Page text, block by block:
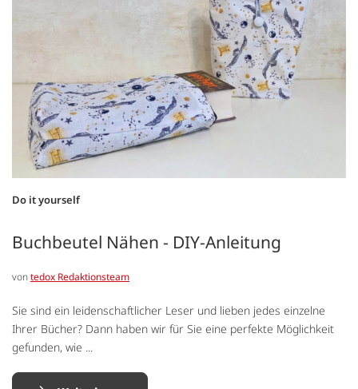
Do it yourself
Buchbeutel Nähen - DIY-Anleitung
vontedox Redaktionsteam
Sie sind ein leidenschaftlicher Leser und lieben jedes einzelne
Ihrer Bücher? Dann haben wir für Sie eine perfekte Möglichkeit
gefunden, wie ...